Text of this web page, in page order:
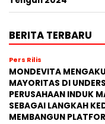
BERITA TERBARU
Pers Rilis
MONDEVITA
MAYORITAS DI
PERUSAHAAN INDUK
SEBAGAI LANGKAH
MEMBANGUN